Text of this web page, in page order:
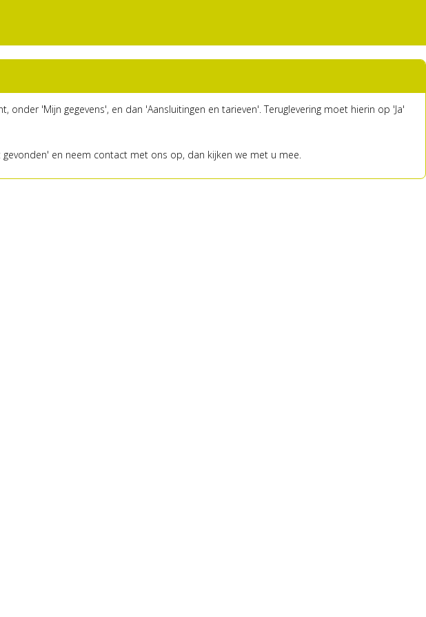
'Mijn gegevens', en dan 'Aansluitingen en tarieven'. Teruglevering moet hierin op 'Ja'
en neem contact met ons op, dan kijken we met u mee.